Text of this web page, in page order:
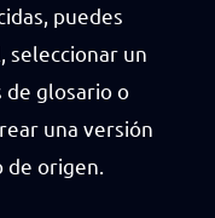
puedes
seleccionar un
de glosario o
una versión
origen.